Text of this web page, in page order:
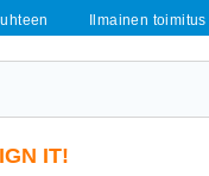
Ilmainen toimitus
IT!